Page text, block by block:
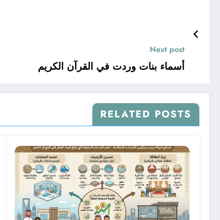
Next post
أسماء بنات وردت في القرآن الكريم
RELATED POSTS